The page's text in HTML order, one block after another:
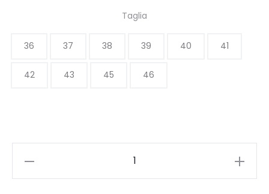
originale
era:
140.00 €.
è:
Taglia
36 37 38 39 40 41
42 43 45 46